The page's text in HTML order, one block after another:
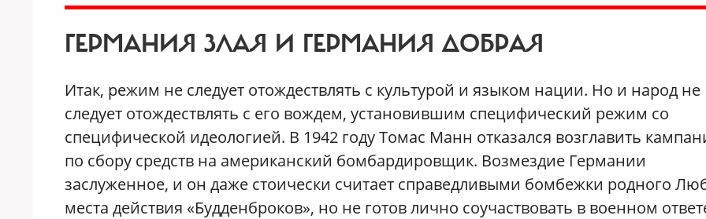
ГЕРМАНИЯ ЗЛАЯ И ГЕРМАНИЯ ДОБРАЯ
Итак, режим не следует отождествлять с культурой и языком нации. Но и народ не
следует отождествлять с его вождем, установившим специфический режим со
специфической идеологией. В 1942 году Томас Манн отказался возглавить
по сбору средств на американский бомбардировщик. Возмездие Германии
заслуженное, и он даже стоически считает справедливыми бомбежки родного
места действия «Будденброков», но не готов лично соучаствовать в военном